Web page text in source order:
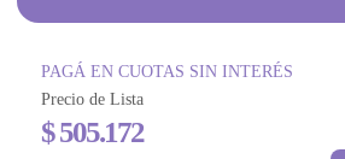
PAGÁ EN CUOTAS SIN INTERÉS
Precio de Lista
$505.172